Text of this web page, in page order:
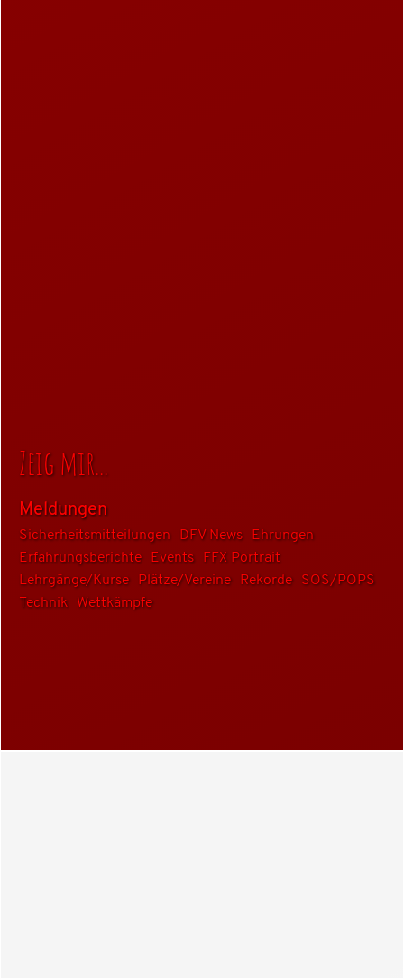
Meldungen
Sicherheitsmitteilungen DFV News
Ehrungen
Erfahrungsberichte
Events
FFX Portrait
Lehrgänge/Kurse
Plätze/Vereine Rekorde
SOS/POPS
Technik
Wettkämpfe